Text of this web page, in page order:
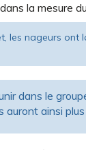
dans la mesure
les nageurs
dans le
auront ainsi